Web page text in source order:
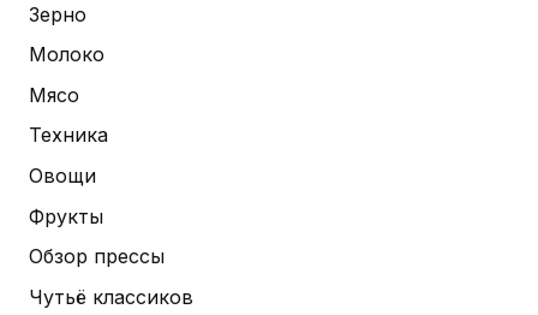
Зерно
Молоко
Мясо
Техника
Овощи
Фрукты
Обзор прессы
Чутьё классиков